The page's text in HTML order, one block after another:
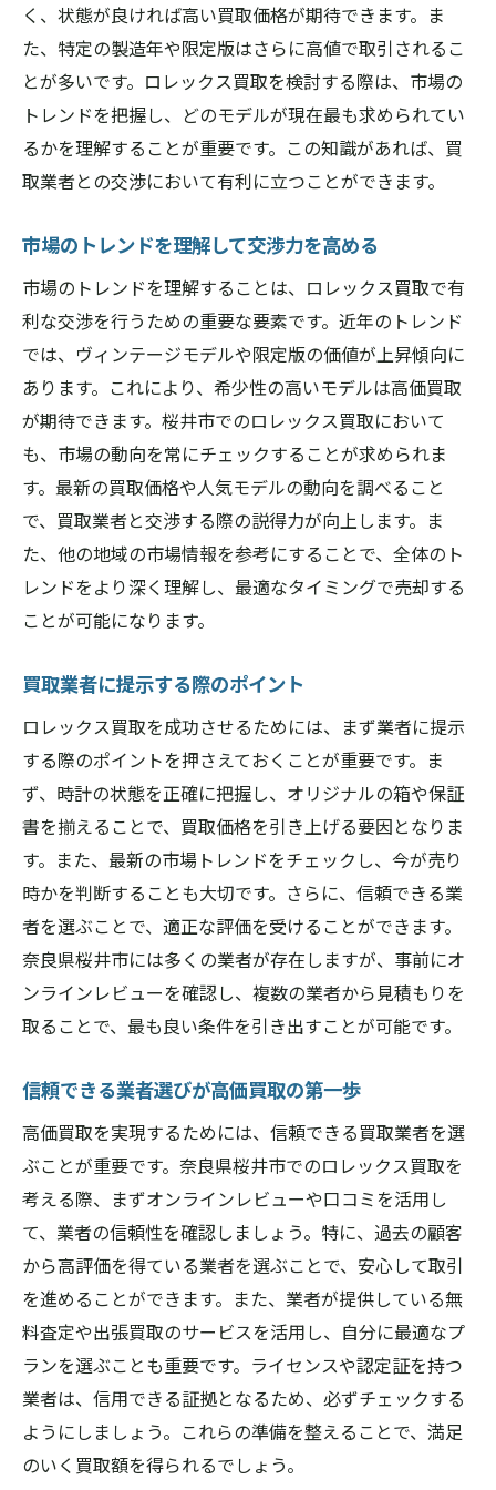
最近の買取価格の動向を知る
新型モデルの買取状況とその影響
古典的なモデルの価値とトレンド
買取市場での需要が高まる背景
競合他社と比較した桜井市の市場特性
高価買取を実現するために桜井市でできること
ロレックスの保管方法とメンテナンス
買取価格を上げるための効果的なアプロー
チ
定期的な市場調査の重要性
交渉力を高めるために知っておくべき情報
専門家のアドバイスを活用する方法
地域の特性を活かした買取戦略
ロレックス買取で高評価を得るための効果的な
方法
口コミで高評価を得るためのポイント
リピーターを増やすためのサービス戦略
高評価を得るためのコミュニケーション術
迅速かつ丁寧な対応の重要性
サービスの質を上げるための取り組み
く、状態が良ければ高い買取価格が期待できます。ま
た、特定の製造年や限定版はさらに高値で取引されるこ
とが多いです。ロレックス買取を検討する際は、市場の
トレンドを把握し、どのモデルが現在最も求められてい
るかを理解することが重要です。この知識があれば、買
取業者との交渉において有利に立つことができます。
市場のトレンドを理解して交渉力を高める
市場のトレンドを理解することは、ロレックス買取で有
利な交渉を行うための重要な要素です。近年のトレンド
では、ヴィンテージモデルや限定版の価値が上昇傾向に
あります。これにより、希少性の高いモデルは高価買取
が期待できます。桜井市でのロレックス買取において
も、市場の動向を常にチェックすることが求められま
す。最新の買取価格や人気モデルの動向を調べること
で、買取業者と交渉する際の説得力が向上します。ま
た、他の地域の市場情報を参考にすることで、全体のト
レンドをより深く理解し、最適なタイミングで売却する
ことが可能になります。
買取業者に提示する際のポイント
ロレックス買取を成功させるためには、まず業者に提示
する際のポイントを押さえておくことが重要です。ま
ず、時計の状態を正確に把握し、オリジナルの箱や保証
書を揃えることで、買取価格を引き上げる要因となりま
す。また、最新の市場トレンドをチェックし、今が売り
時かを判断することも大切です。さらに、信頼できる業
者を選ぶことで、適正な評価を受けることができます。
奈良県桜井市には多くの業者が存在しますが、事前にオ
ンラインレビューを確認し、複数の業者から見積もりを
取ることで、最も良い条件を引き出すことが可能です。
信頼できる業者選びが高価買取の第一歩
高価買取を実現するためには、信頼できる買取業者を選
ぶことが重要です。奈良県桜井市でのロレックス買取を
考える際、まずオンラインレビューや口コミを活用し
て、業者の信頼性を確認しましょう。特に、過去の顧客
から高評価を得ている業者を選ぶことで、安心して取引
を進めることができます。また、業者が提供している無
料査定や出張買取のサービスを活用し、自分に最適なプ
ランを選ぶことも重要です。ライセンスや認定証を持つ
業者は、信用できる証拠となるため、必ずチェックする
ようにしましょう。これらの準備を整えることで、満足
のいく買取額を得られるでしょう。